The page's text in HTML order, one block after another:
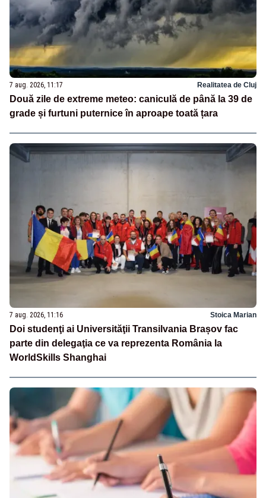
7 aug. 2026, 11:17 Realitatea de Cluj
Două zile de extreme meteo: caniculă de până la 39 de
grade și furtuni puternice în aproape toată țara
7 aug. 2026, 11:16 Stoica Marian
Doi studenţi ai Universităţii Transilvania Brașov fac
parte din delegaţia ce va reprezenta România la
WorldSkills Shanghai